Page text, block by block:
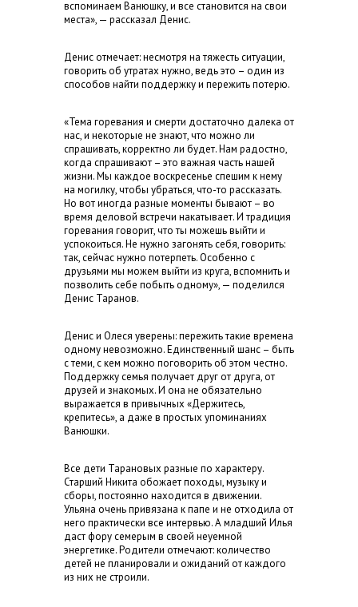
вспоминаем Ванюшку, и все становится на свои
места», — рассказал Денис.
Денис отмечает: несмотря на тяжесть ситуации,
говорить об утратах нужно, ведь это – один из
способов найти поддержку и пережить потерю.
«Тема горевания и смерти достаточно далека от
нас, и некоторые не знают, что можно ли
спрашивать, корректно ли будет. Нам радостно,
когда спрашивают – это важная часть нашей
жизни. Мы каждое воскресенье спешим к нему
на могилку, чтобы убраться, что-то рассказать.
Но вот иногда разные моменты бывают – во
время деловой встречи накатывает. И традиция
горевания говорит, что ты можешь выйти и
успокоиться. Не нужно загонять себя, говорить:
так, сейчас нужно потерпеть. Особенно с
друзьями мы можем выйти из круга, вспомнить и
позволить себе побыть одному», — поделился
Денис Таранов.
Денис и Олеся уверены: пережить такие времена
одному невозможно. Единственный шанс – быть
с теми, с кем можно поговорить об этом честно.
Поддержку семья получает друг от друга, от
друзей и знакомых. И она не обязательно
выражается в привычных «Держитесь,
крепитесь», а даже в простых упоминаниях
Ванюшки.
Все дети Тарановых разные по характеру.
Старший Никита обожает походы, музыку и
сборы, постоянно находится в движении.
Ульяна очень привязана к папе и не отходила от
него практически все интервью. А младший Илья
даст фору семерым в своей неуемной
энергетике. Родители отмечают: количество
детей не планировали и ожиданий от каждого
из них не строили.